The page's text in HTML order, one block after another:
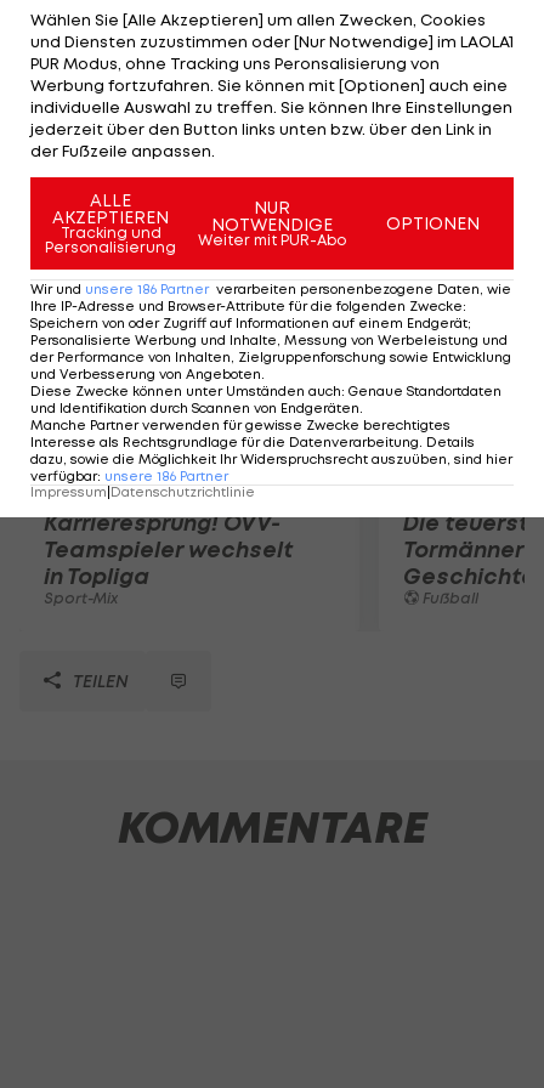
Brook Lopez, Kris Humphries, MarShon Brooks und
die Erstrunden-Draftpicks der Jahre 2013, 2015 und
2017 nach Florida wandern. Howard hätte noch
ein Jahr einen Vertrag bei Orlando, will aber so
schnell wie möglich einen Tapetenwechsel
vollziehen.
Mehr zum Thema
Karrieresprung! ÖVV-
Teamspieler wechselt
in Topliga
Sport-Mix
Die
Tormänner
Geschichte
Fußball
TEILEN
KOMMENTARE
Wählen Sie [Alle Akzeptieren] um allen Zwecken, Cookies
und Diensten zuzustimmen oder [Nur Notwendige] im LAOLA1
PUR Modus, ohne Tracking uns Peronsalisierung von
Werbung fortzufahren. Sie können mit [Optionen] auch eine
individuelle Auswahl zu treffen. Sie können Ihre Einstellungen
jederzeit über den Button links unten bzw. über den Link in
der Fußzeile anpassen.
ALLE
AKZEPTIEREN
Tracking und
Personalisierung
NUR
NOTWENDIGE
Weiter mit PUR-Abo
OPTIONEN
Wir und unsere 186 Partner verarbeiten personenbezogene Daten, wie
Ihre IP-Adresse und Browser-Attribute für die folgenden Zwecke:
Speichern von oder Zugriff auf Informationen auf einem Endgerät;
Personalisierte Werbung und Inhalte, Messung von Werbeleistung und
der Performance von Inhalten, Zielgruppenforschung sowie Entwicklung
und Verbesserung von Angeboten.
Diese Zwecke können unter Umständen auch: Genaue Standortdaten
und Identifikation durch Scannen von Endgeräten.
Manche Partner verwenden für gewisse Zwecke berechtigtes
Interesse als Rechtsgrundlage für die Datenverarbeitung. Details
dazu, sowie die Möglichkeit Ihr Widerspruchsrecht auszuüben, sind hier
verfügbar: unsere 186 Partner
Impressum Datenschutzrichtlinie